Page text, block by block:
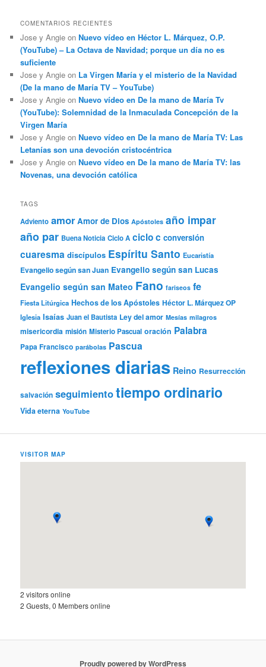
COMENTARIOS RECIENTES
Jose y Angie onNuevo vídeo en Héctor L. Márquez, O.P.
(YouTube) – La Octava de Navidad; porque un día no es
suficiente
Jose y Angie on La Virgen María y el misterio de la Navidad
(De la mano de María TV – YouTube)
Jose y Angie onNuevo vídeo en De la mano de María Tv
(YouTube): Solemnidad de la Inmaculada Concepción de la
Virgen María
Jose y Angie onNuevo vídeo en De la mano de María TV: Las
Letanías son una devoción cristocéntrica
Jose y Angie onNuevo vídeo en De la mano de María TV: las
Novenas, una devoción católica
TAGS
Adviento amor Amor de Dios Apóstoles año impar
año par Buena Noticia Ciclo A ciclo c conversión
cuaresma discípulos Espíritu Santo Eucaristía
Evangelio según san Juan Evangelio según san Lucas
Evangelio según san Mateo Fano fariseos fe
Fiesta Litúrgica Hechos de los Apóstoles Héctor L. Márquez OP
Iglesia Isaías Juan el Bautista Ley del amor Mesías milagros
misericordia misión Misterio Pascual oración Palabra
Papa Francisco parábolas Pascua
reflexiones diarias Reino Resurrección
salvación seguimientotiempo ordinario
Vida eterna YouTube
VISITOR MAP
2 visitors online
2 Guests, 0 Members online
Proudly powered by WordPress